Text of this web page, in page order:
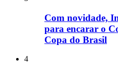
Com novidade,
para encarar o
Copa do Brasil
4